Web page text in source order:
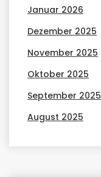
Januar 2026
Dezember 2025
November 2025
Oktober 2025
September 2025
August 2025